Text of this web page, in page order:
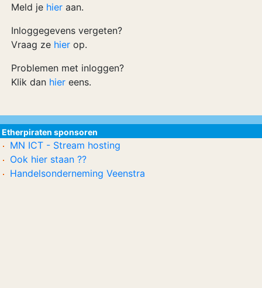
Meld je hier aan.
Inloggegevens vergeten?
Vraag ze hier op.
Problemen met inloggen?
Klik dan hier eens.
Etherpiraten sponsoren
MN ICT - Stream hosting
Ook hier staan ??
Handelsonderneming Veenstra